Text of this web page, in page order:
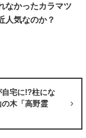
なかったカラマツ
人気なのか？
宅に!?柱にな
木「高野霊